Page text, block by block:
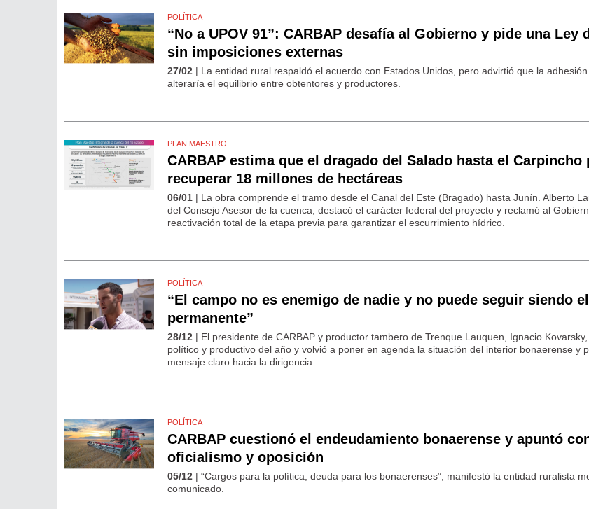
POLÍTICA
“No a UPOV 91”: CARBAP desafía al Gobierno y pide una Ley
sin imposiciones externas
27/02 | La entidad rural respaldó el acuerdo con Estados Unidos, pero advirtió que la
alteraría el equilibrio entre obtentores y productores.
PLAN MAESTRO
CARBAP estima que el dragado del Salado hasta el Carpincho
recuperar 18 millones de hectáreas
06/01 | La obra comprende el tramo desde el Canal del Este (Bragado) hasta Junín. Alberto
del Consejo Asesor de la cuenca, destacó el carácter federal del proyecto y reclamó al
reactivación total de la etapa previa para garantizar el escurrimiento hídrico.
POLÍTICA
“El campo no es enemigo de nadie y no puede seguir siendo
permanente”
28/12 | El presidente de CARBAP y productor tambero de Trenque Lauquen, Ignacio
político y productivo del año y volvió a poner en agenda la situación del interior bonaerense y
mensaje claro hacia la dirigencia.
POLÍTICA
CARBAP cuestionó el endeudamiento bonaerense y apuntó
oficialismo y oposición
05/12 | “Cargos para la política, deuda para los bonaerenses”, manifestó la entidad ruralista
comunicado.